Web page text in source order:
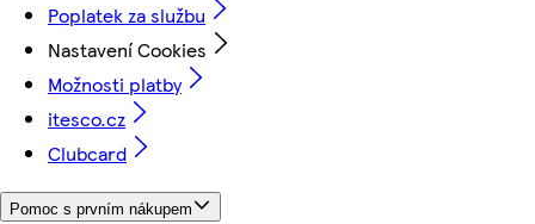
Poplatek za službu
Nastavení Cookies
Možnosti platby
itesco.cz
Clubcard
Pomoc s prvním nákupem